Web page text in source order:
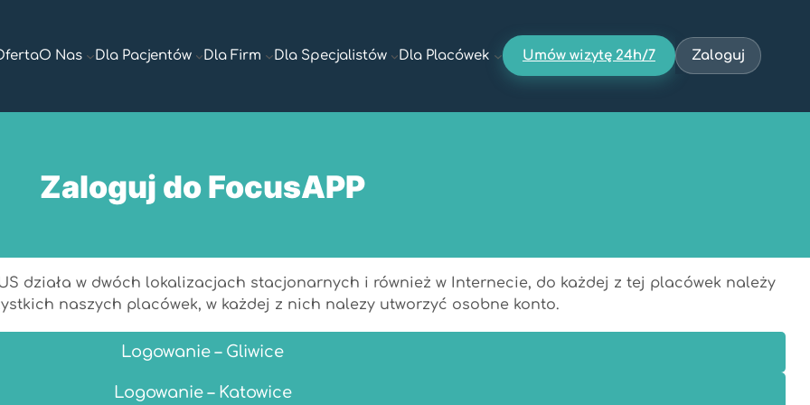
O Nas Dla Pacjentów Dla Firm Dla Specjalistów Dla Placówek Umów wizytę 24h/7 Zaloguj
Zaloguj do FocusAPP
działa w dwóch lokalizacjach stacjonarnych i również w Internecie, do każdej z tej placówek należy
naszych placówek, w każdej z nich nalezy utworzyć osobne konto.
Logowanie – Gliwice
Logowanie – Katowice